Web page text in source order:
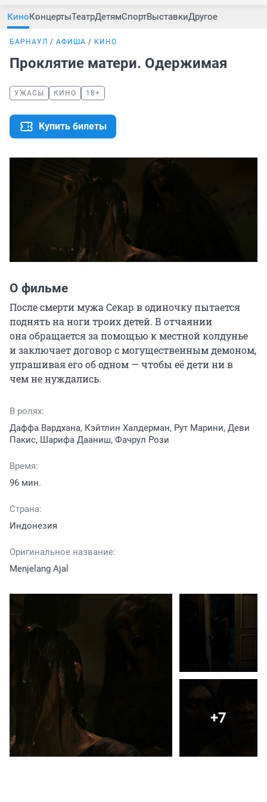
КиноКонцертыТеатрДетямСпортВыставкиДругое
БАРНАУЛ АФИША КИНО
Проклятие матери. Одержимая
УЖАСЫ КИНО 18+
Купить билеты
О фильме
После смерти мужа Секар в одиночку пытается
поднять на ноги троих детей. В отчаянии
она обращается за помощью к местной колдунье
и заключает договор с могущественным демоном,
упрашивая его об одном — чтобы её дети ни в
чем не нуждались.
В ролях:
Даффа Вардхана, Кэйтлин Халдерман, Рут Марини, Деви
Пакис, Шарифа Дааниш, Фачрул Рози
Время:
96 мин.
Страна:
Индонезия
Оригинальное название:
Menjelang Ajal
+7